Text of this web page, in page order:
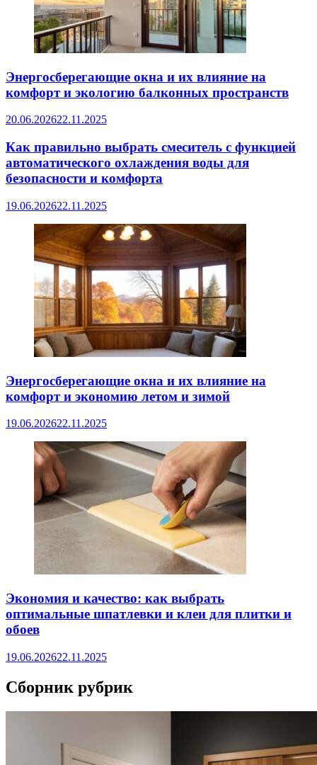
Энергосберегающие окна и их влияние на
комфорт и экологию балконных пространств
20.06.202622.11.2025
Как правильно выбрать смеситель с функцией
автоматического охлаждения воды для
безопасности и комфорта
19.06.202622.11.2025
Энергосберегающие окна и их влияние на
комфорт и экономию летом и зимой
19.06.202622.11.2025
Экономия и качество: как выбрать
оптимальные шпатлевки и клеи для плитки и
обоев
19.06.202622.11.2025
Сборник рубрик